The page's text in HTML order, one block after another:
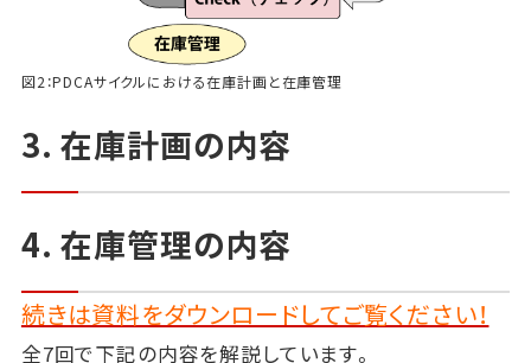
図2：PDCAサイクルにおける在庫計画と在庫管理
3. 在庫計画の内容
4. 在庫管理の内容
続きは資料をダウンロードしてご覧ください！
全7回で下記の内容を解説しています。